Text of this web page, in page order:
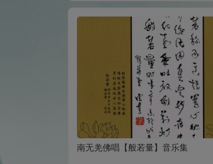
南无羌佛唱【般若量】音乐集